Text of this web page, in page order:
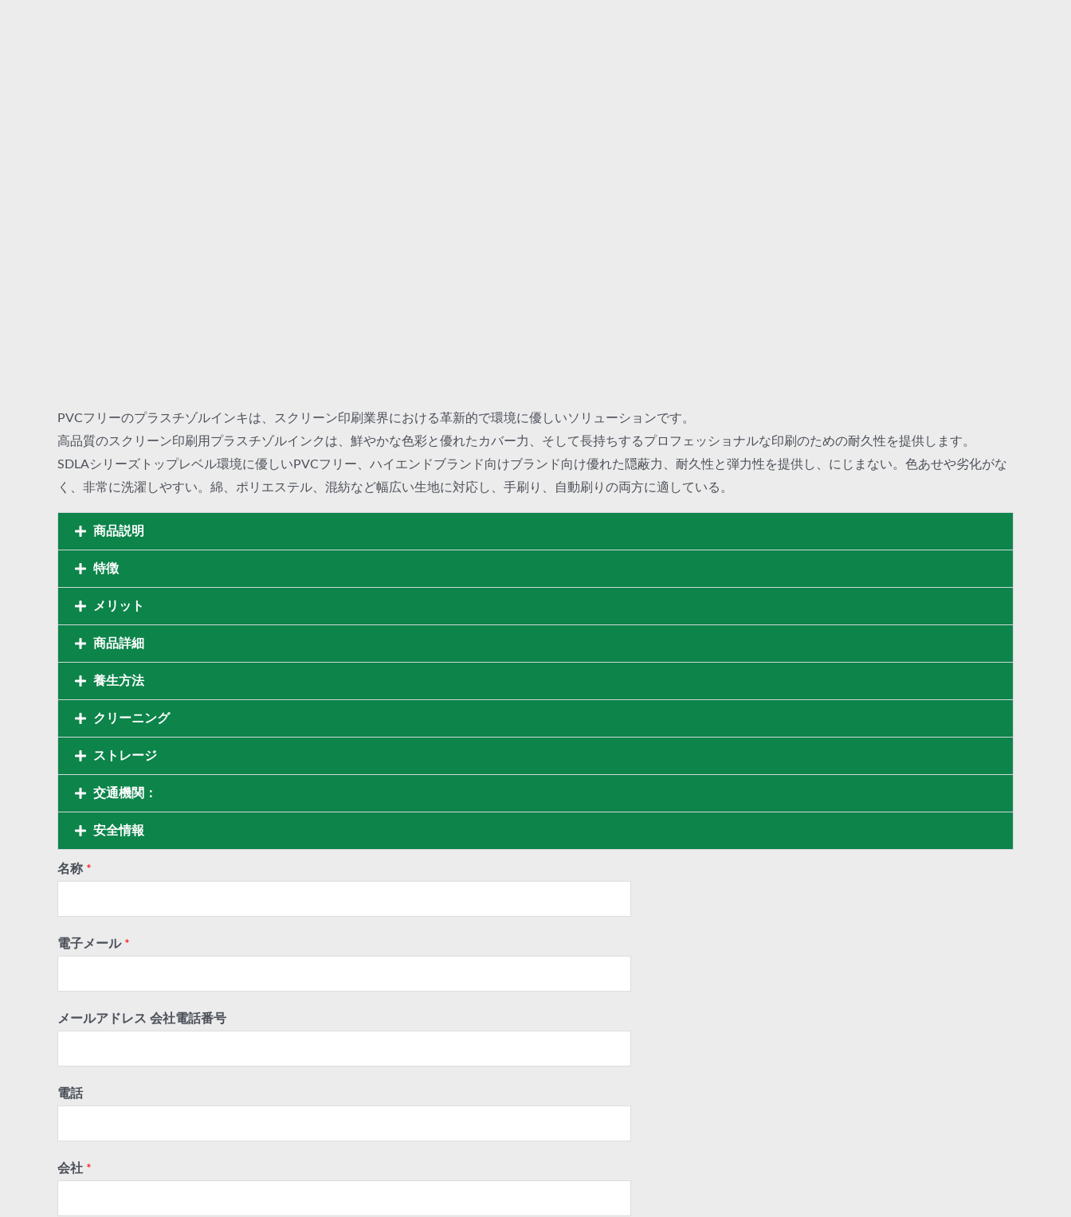
PVCフリーのプラスチゾルインキは、スクリーン印刷業界における革新的で環境に優しいソリューションです。
高品質のスクリーン印刷用プラスチゾルインクは、鮮やかな色彩と優れたカバー力、そして長持ちするプロフェッショナルな印刷のための耐久性を提供します。
SDLAシリーズトップレベル環境に優しいPVCフリー、ハイエンドブランド向けブランド向け優れた隠蔽力、耐久性と弾力性を提供し、にじまない。色あせや劣化がな
く、非常に洗濯しやすい。綿、ポリエステル、混紡など幅広い生地に対応し、手刷り、自動刷りの両方に適している。
商品説明
特徴
メリット
商品詳細
養生方法
クリーニング
ストレージ
交通機関：
安全情報
名称 *
電子メール *
メールアドレス 会社電話番号
電話
会社 *